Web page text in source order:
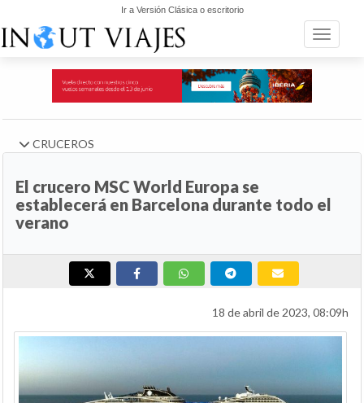
Ir a Versión Clásica o escritorio
Toggle
CRUCEROS
El crucero MSC World Europa se
establecerá en Barcelona durante todo el
verano
18 de abril de 2023, 08:09h